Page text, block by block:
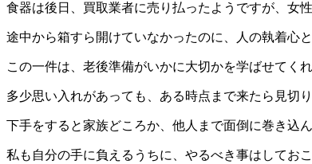
食器は後日、買取業者に売り払ったようですが、女
途中から箱すら開けていなかったのに、人の執着心
この一件は、老後準備がいかに大切かを学ばせてくれ
多少思い入れがあっても、ある時点まで来たら見切
下手をすると家族どころか、他人まで面倒に巻き込ん
私も自分の手に負えるうちに、やるべき事はしてお